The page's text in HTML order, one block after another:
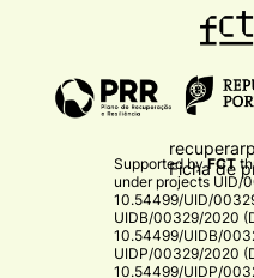
Ficha de
Supported byFCT
under projects UID/
10.54499/UID/
UIDB/00329/2020
10.54499/UIDB/
UIDP/00329/2020
10.54499/UIDP/